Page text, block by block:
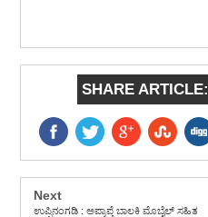
SHARE ARTICLE:
Next
ಉಪ್ಪಿನಂಗಡಿ : ಅಪ್ರಾಪ್ತೆ ಬಾಲಕಿ ಮೊಬೈಲ್ ಸಹಿತ